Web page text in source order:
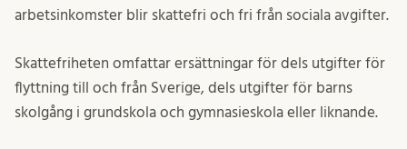
arbetsinkomster blir skattefri och fri från sociala avgifter.
Skattefriheten omfattar ersättningar för dels utgifter för
flyttning till och från Sverige, dels utgifter för barns
skolgång i grundskola och gymnasieskola eller liknande.